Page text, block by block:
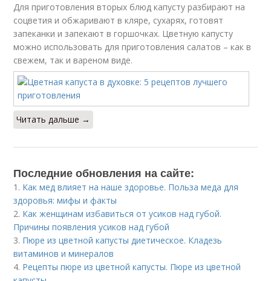
Для приготовления вторых блюд капусту разбирают на
соцветия и обжаривают в кляре, сухарях, готовят
запеканки и запекают в горшочках. Цветную капусту
можно использовать для приготовления салатов – как в
свежем, так и вареном виде.
Читать дальше →
Последние обновления на сайте:
1. Как мед влияет на наше здоровье. Польза меда для
здоровья: мифы и факты
2. Как женщинам избавиться от усиков над губой.
Причины появления усиков над губой
3. Пюре из цветной капусты диетическое. Кладезь
витаминов и минералов
4. Рецепты пюре из цветной капусты. Пюре из цветной